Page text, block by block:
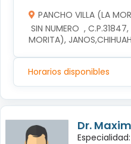
PANCHO VILLA (LA
MORITA),
Horarios disponibles
Dr.